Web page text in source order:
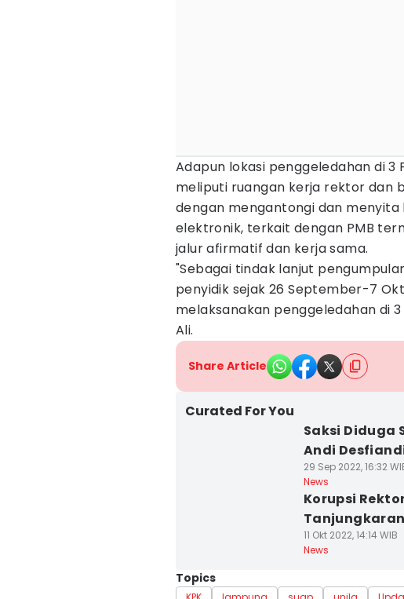
Adapun lokasi penggeledahan di
meliputi ruangan kerja rektor dan
dengan mengantongi dan
elektronik, terkait dengan PMB
jalur afirmatif dan kerja sama.
"Sebagai tindak lanjut
penyidik sejak 26 September-7
melaksanakan penggeledahan di
Ali.
Share Article
Curated For You
Saksi Diduga
Andi
29 Sep 2022, 16:32
News
Korupsi
11 Okt 2022, 14:14 WIB
News
Topics